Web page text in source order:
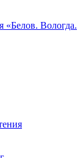
«Белов. Вологда.